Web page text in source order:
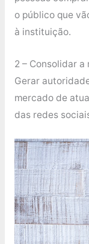
o público que
à instituição.
2 – Consolidar a
Gerar
mercado de
das redes